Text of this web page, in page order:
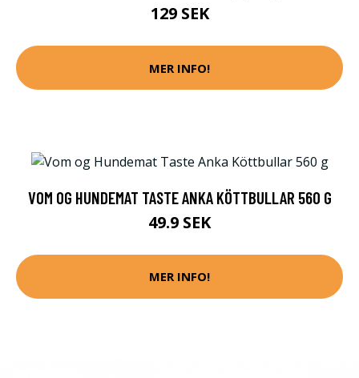
129 SEK
MER INFO!
VOM OG HUNDEMAT TASTE ANKA KÖTTBULLAR 560 G
49.9 SEK
MER INFO!